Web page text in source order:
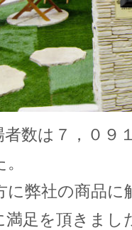
者数は７，０９
に弊社の商品
満足を頂きまし